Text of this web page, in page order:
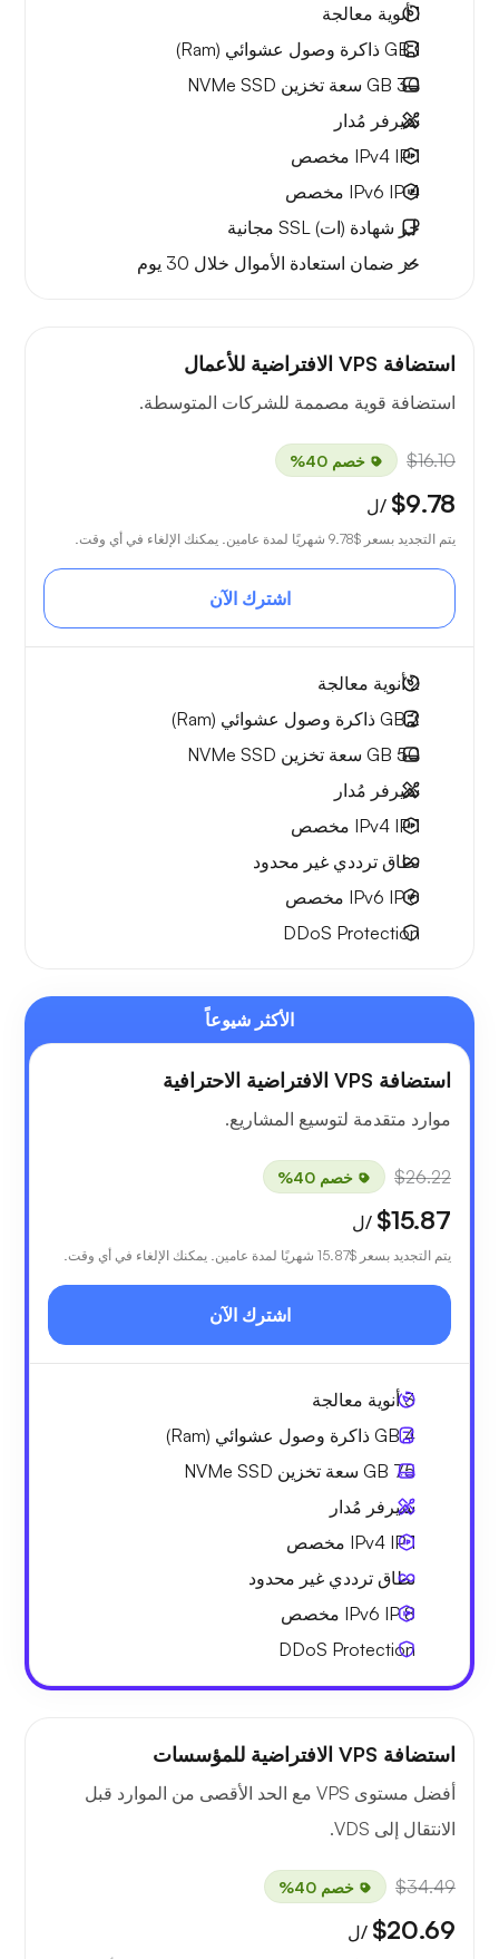
1أنوية معالجة
1 GB
ذاكرة وصول عشوائي (Ram)
30 GB
سعة تخزين NVMe SSD
سيرفر مُدار
1 IPv4 IP مخصص
4 IPv6 IP مخصص
حر شهادة (ات) SSL مجانية
حر ضمان استعادة الأموال خلال 30 يوم
استضافة VPS الافتراضية للأعمال
استضافة قوية مصممة للشركات المتوسطة.
$16.10 خصم 40%
$9.78 /ل
يتم التجديد بسعر $9.78 شهريًا لمدة عامين. يمكنك الإلغاء في أي وقت.
اشترك الآن
2أنوية معالجة
2 GB
ذاكرة وصول عشوائي (Ram)
50 GB
سعة تخزين NVMe SSD
سيرفر مُدار
1 IPv4 IP مخصص
نطاق ترددي غير محدود
6 IPv6 IP مخصص
DDoS Protection
الأكثر شيوعاً
استضافة VPS الافتراضية الاحترافية
موارد متقدمة لتوسيع المشاريع.
$26.22 خصم 40%
$15.87 /ل
يتم التجديد بسعر $15.87 شهريًا لمدة عامين. يمكنك الإلغاء في أي وقت.
اشترك الآن
3أنوية معالجة
4 GB
ذاكرة وصول عشوائي (Ram)
75 GB
سعة تخزين NVMe SSD
سيرفر مُدار
1 IPv4 IP مخصص
نطاق ترددي غير محدود
8 IPv6 IP مخصص
DDoS Protection
استضافة VPS الافتراضية للمؤسسات
أفضل مستوى VPS مع الحد الأقصى من الموارد قبل
الانتقال إلى VDS.
$34.49 خصم 40%
$20.69 /ل